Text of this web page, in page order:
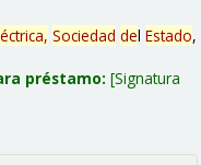
Sociedad del Estado,
préstamo: Signatura